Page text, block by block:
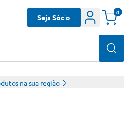
Seja Sócio
0
na sua região